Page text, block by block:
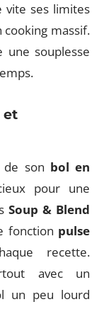
vite ses limites
massif.
souplesse
et
de son bol en
pour une
Soup & Blend
fonction pulse
recette.
avec un
un peu lourd